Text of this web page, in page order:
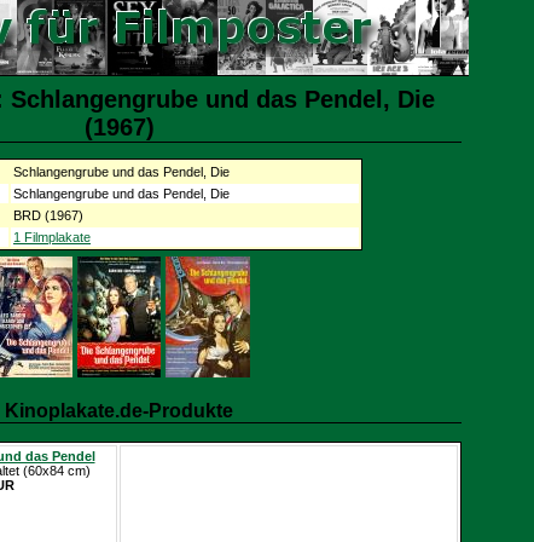
und das Pendel, Die
(1967)
Schlangengrube und das Pendel, Die
Schlangengrube und das Pendel, Die
BRD (1967)
1 Filmplakate
Kinoplakate.de-Produkte
das Pendel
(60x84 cm)